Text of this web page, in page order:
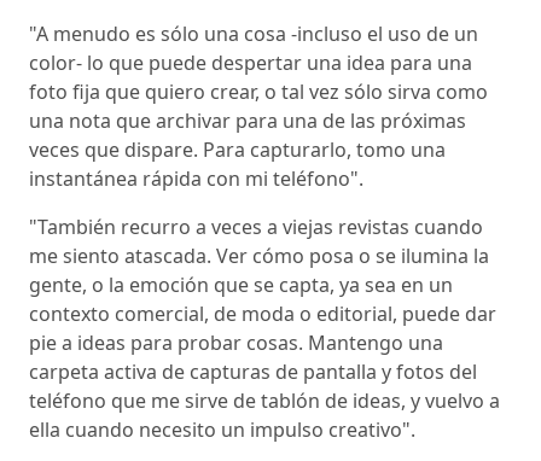
"A menudo es sólo una cosa -incluso el uso de un
color- lo que puede despertar una idea para una
foto fija que quiero crear, o tal vez sólo sirva como
una nota que archivar para una de las próximas
veces que dispare. Para capturarlo, tomo una
instantánea rápida con mi teléfono".
"También recurro a veces a viejas revistas cuando
me siento atascada. Ver cómo posa o se ilumina la
gente, o la emoción que se capta, ya sea en un
contexto comercial, de moda o editorial, puede dar
pie a ideas para probar cosas. Mantengo una
carpeta activa de capturas de pantalla y fotos del
teléfono que me sirve de tablón de ideas, y vuelvo a
ella cuando necesito un impulso creativo".